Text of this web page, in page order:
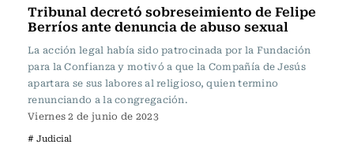
Tribunal decretó sobreseimiento de Felipe
Berríos ante denuncia de abuso sexual
La acción legal había sido patrocinada por la Fundación
para la Confianza y motivó a que la Compañía de Jesús
apartara se sus labores al religioso, quien termino
renunciando a la congregación.
Viernes 2 de junio de 2023
# Judicial